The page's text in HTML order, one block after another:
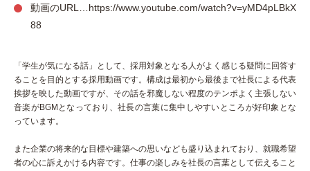
動画のURL…https://www.youtube.com/watch?v=yMD4pLBkX
88
「学生が気になる話」として、採用対象となる人がよく感じる疑問に回答す
ることを目的とする採用動画です。構成は最初から最後まで社長による代表
挨拶を映した動画ですが、その話を邪魔しない程度のテンポよく主張しない
音楽がBGMとなっており、社長の言葉に集中しやすいところが好印象とな
っています。
また企業の将来的な目標や建築への思いなども盛り込まれており、就職希望
者の心に訴えかける内容です。仕事の楽しみを社長の言葉として伝えること